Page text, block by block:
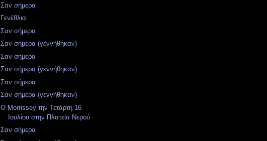
Σαν σήμερα
Γενέθλια
Σαν σήμερα
Σαν σήμερα (γεννήθηκαν)
Σαν σήμερα
Σαν σήμερα (γεννήθηκαν)
Σαν σήμερα
Σαν σήμερα (γεννήθηκαν)
Ο Morrissey την Τετάρτη 16
Ιουλίου στην Πλατεία Νερού
Σαν σήμερα